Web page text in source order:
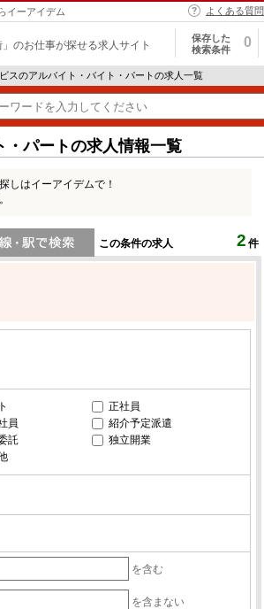
イーアイデム よくある質問
」のお仕事が探せる求人サイト
保存した
検索条件
0
スのアルバイト・バイト・パートの求人一覧
・パートの求人情報一覧
しはイーアイデムで！
この条件の求人 2 件
正社員
員
紹介予定派遣
託
独立開業
を含む
を含まない